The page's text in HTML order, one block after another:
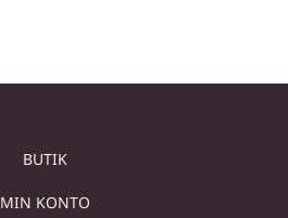
BUTIK
MIN KONTO